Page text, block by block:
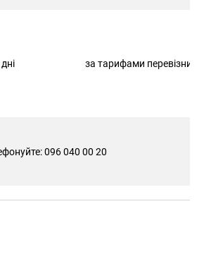
за тарифами перевізника
096 040 00 20